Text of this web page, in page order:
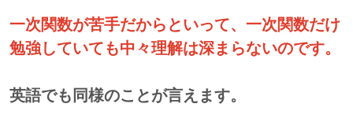
一次関数が苦手だからといって、一次関数だけ
勉強していても中々理解は深まらないのです。
英語でも同様のことが言えます。